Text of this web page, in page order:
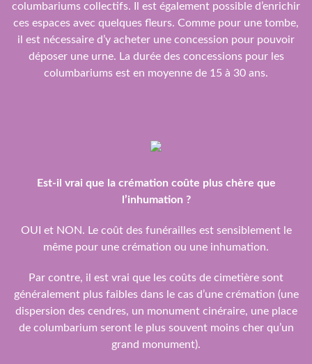
columbariums collectifs. Il est également possible d’enrichir
ces espaces avec quelques fleurs. Comme pour une tombe,
il est nécessaire d’y acheter une concession pour pouvoir
déposer une urne. La durée des concessions pour les
columbariums est en moyenne de 15 à 30 ans.
Est-il vrai que la crémation coûte plus chère que
l’inhumation ?
OUI et NON. Le coût des funérailles est sensiblement le
même pour une crémation ou une inhumation.
Par contre, il est vrai que les coûts de cimetière sont
généralement plus faibles dans le cas d’une crémation (une
dispersion des cendres, un monument cinéraire, une place
de columbarium seront le plus souvent moins cher qu’un
grand monument).